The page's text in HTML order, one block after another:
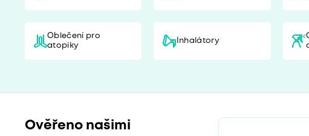
Oblečení pro
atopiky
Inhalátory
Ověřeno našimi